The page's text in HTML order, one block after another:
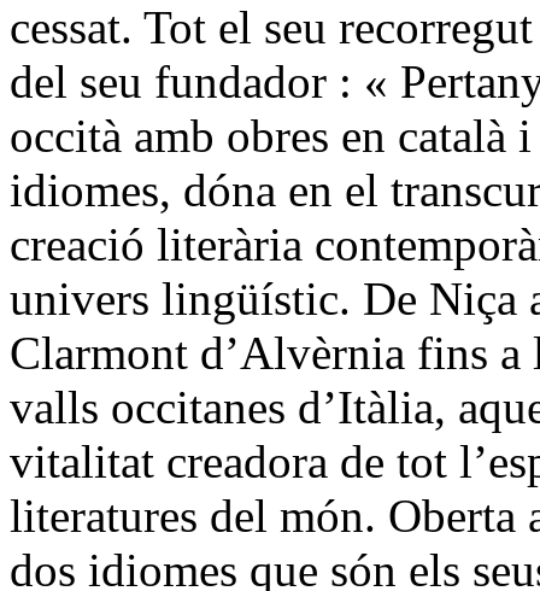
cessat. Tot el seu
del seu fundador : «
occità amb obres en català
idiomes, dóna en el
creació literària
univers lingüístic. De Niça
Clarmont d’Alvèrnia fins a
valls occitanes d’Itàlia,
vitalitat creadora de tot
literatures del món. Oberta
dos idiomes que són els